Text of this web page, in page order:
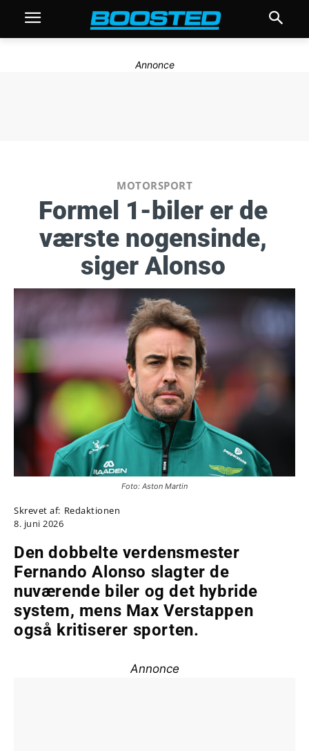
Annonce
MOTORSPORT
Formel 1-biler er de
værste nogensinde,
siger Alonso
Foto: Aston Martin
Skrevet af: Redaktionen
8. juni 2026
Den dobbelte verdensmester
Fernando Alonso slagter de
nuværende biler og det hybride
system, mens Max Verstappen
også kritiserer sporten.
Annonce